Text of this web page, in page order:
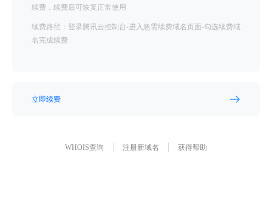
续费，续费后可恢复正常使用
续费路径：登录腾讯云控制台-进入急需续费域名页面-勾选续费域
名完成续费
立即续费
WHOIS查询 注册新域名 获得帮助